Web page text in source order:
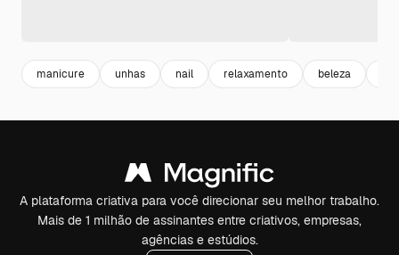
manicure unhas nail relaxamento beleza
A plataforma criativa para você direcionar seu melhor trabalho.
Mais de 1 milhão de assinantes entre criativos, empresas,
agências e estúdios.